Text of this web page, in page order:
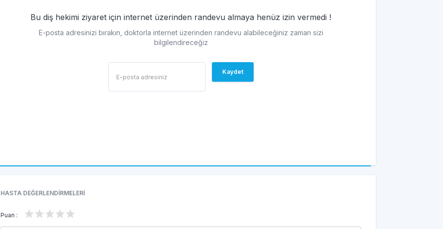
Bu diş hekimi ziyaret için internet üzerinden randevu almaya henüz izin vermedi !
E-posta adresinizi bırakın, doktorla internet üzerinden randevu alabileceğiniz zaman sizi
bilgilendireceğiz
Kaydet
HASTA DEĞERLENDİRMELERİ
Puan :